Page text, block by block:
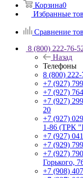
Корзина0
Избранные
Сравнение
8 (800) 222-76-
Назад
Телефоны
8 (800) 222-
+7 (927)
+7 (927)
+7 (927)
20
+7 (927)
1-86 (ТРК
+7 (927)
+7 (929)
+7 (927)
Горького,
+7 (908)